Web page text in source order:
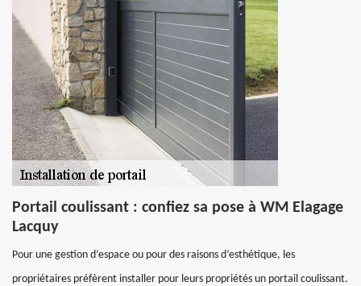
Portail coulissant : confiez sa pose à WM Elagage
Lacquy
Pour une gestion d’espace ou pour des raisons d’esthétique, les
propriétaires préfèrent installer pour leurs propriétés un portail coulissant.